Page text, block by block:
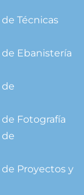
Técnicas
Ebanistería
de
Fotografía
de
Proyectos y